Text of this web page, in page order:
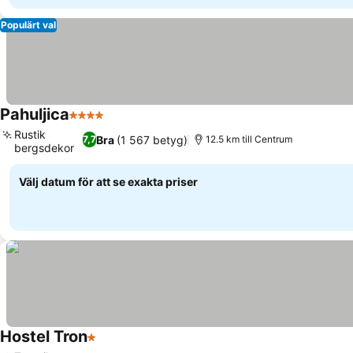
Populärt val
Pahuljica4 Stjärnor
7,7Bra (1 567 betyg)
Rustik
bergsdekor
12.5 km till Centrum
Välj datum för att se exakta priser
Hostel Tron1 Stjärnor